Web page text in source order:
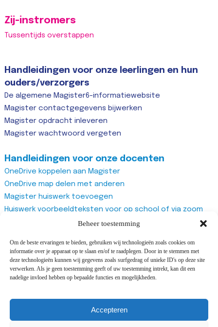
Beheer toestemming
Om de beste ervaringen te bieden, gebruiken wij technologieën zoals cookies om
informatie over je apparaat op te slaan en/of te raadplegen. Door in te stemmen met
deze technologieën kunnen wij gegevens zoals surfgedrag of unieke ID's op deze site
verwerken. Als je geen toestemming geeft of uw toestemming intrekt, kan dit een
nadelige invloed hebben op bepaalde functies en mogelijkheden.
Accepteren
Zij-instromers
Tussentijds overstappen
Handleidingen voor onze leerlingen en hun
ouders/verzorgers
De algemene Magister6-informatiewebsite
Magister contactgegevens bijwerken
Magister opdracht inleveren
Magister wachtwoord vergeten
Handleidingen voor onze docenten
OneDrive koppelen aan Magister
OneDrive map delen met anderen
Magister huiswerk toevoegen
Huiswerk voorbeeldteksten voor op school of via zoom
Magister studiewijzers
Magister docentenhandleiding algemeen
Zoom account aanmaken
Zoom recurring meeting aanmaken
Vragenlijst van Office365 Forms gebruiken